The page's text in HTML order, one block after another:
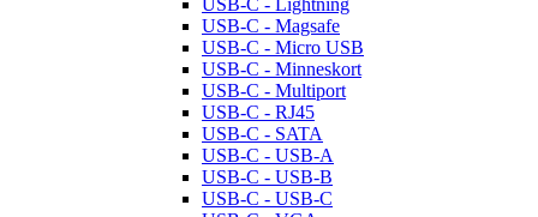
USB-C - Lightning
USB-C - Magsafe
USB-C - Micro USB
USB-C - Minneskort
USB-C - Multiport
USB-C - RJ45
USB-C - SATA
USB-C - USB-A
USB-C - USB-B
USB-C - USB-C